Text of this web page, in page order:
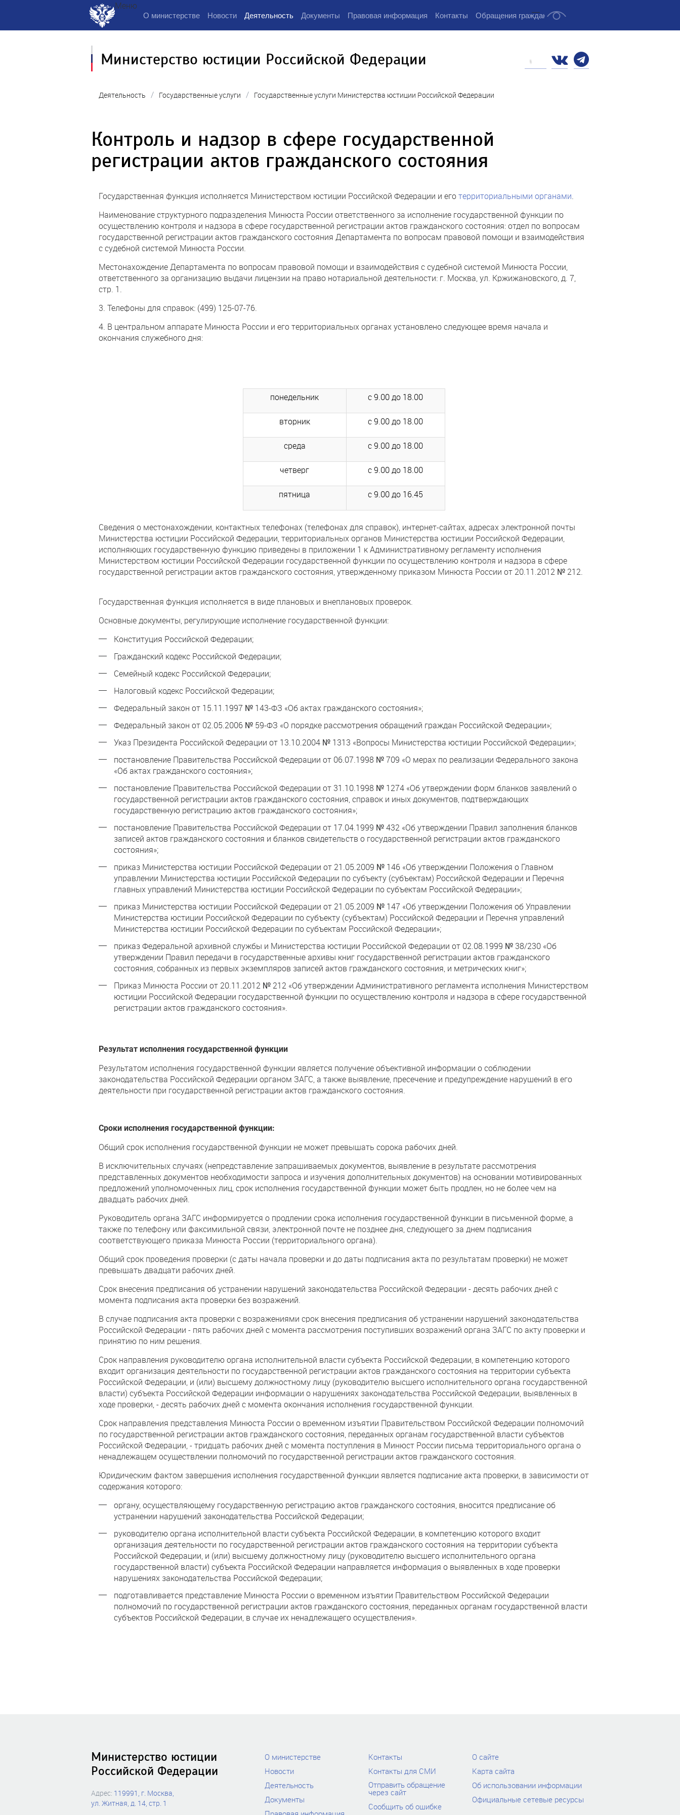
Меню
О министерстве Новости Деятельность Документы Правовая информация Контакты Обращения граждан ...
Министерство юстиции Российской Федерации
Деятельность / Государственные услуги / Государственные услуги Министерства юстиции Российской Федерации
Контроль и надзор в сфере государственной
регистрации актов гражданского состояния
Государственная функция исполняется Министерством юстиции Российской Федерации и еготерриториальными органами
Наименование структурного подразделения Минюста России ответственного за исполнение государственной функции по
осуществлению контроля и надзора в сфере государственной регистрации актов гражданского состояния: отдел по вопросам
государственной регистрации актов гражданского состояния Департамента по вопросам правовой помощи и взаимодействия
с судебной системой Минюста России.
Местонахождение Департамента по вопросам правовой помощи и взаимодействия с судебной системой Минюста России,
ответственного за организацию выдачи лицензии на право нотариальной деятельности: г. Москва, ул. Кржижановского, д. 7,
стр. 1.
3. Телефоны для справок: (499) 125-07-76.
4. В центральном аппарате Минюста России и его территориальных органах установлено следующее время начала и
окончания служебного дня:
понедельник с 9.00 до 18.00
вторник с 9.00 до 18.00
среда с 9.00 до 18.00
четверг с 9.00 до 18.00
пятница с 9.00 до 16.45
Сведения о местонахождении, контактных телефонах (телефонах для справок), интернет-сайтах, адресах электронной почты
Министерства юстиции Российской Федерации, территориальных органов Министерства юстиции Российской Федерации,
исполняющих государственную функцию приведены в приложении 1 к Административному регламенту исполнения
Министерством юстиции Российской Федерации государственной функции по осуществлению контроля и надзора в сфере
государственной регистрации актов гражданского состояния, утвержденному приказом Минюста России от 20.11.2012 № 212.
Государственная функция исполняется в виде плановых и внеплановых проверок.
Основные документы, регулирующие исполнение государственной функции:
Конституция Российской Федерации;
Гражданский кодекс Российской Федерации;
Семейный кодекс Российской Федерации;
Налоговый кодекс Российской Федерации;
Федеральный закон от 15.11.1997 № 143-ФЗ «Об актах гражданского состояния»;
Федеральный закон от 02.05.2006 № 59-ФЗ «О порядке рассмотрения обращений граждан Российской Федерации»;
Указ Президента Российской Федерации от 13.10.2004 № 1313 «Вопросы Министерства юстиции Российской Федерации»;
постановление Правительства Российской Федерации от 06.07.1998 № 709 «О мерах по реализации Федерального закона
«Об актах гражданского состояния»;
постановление Правительства Российской Федерации от 31.10.1998 № 1274 «Об утверждении форм бланков заявлений о
государственной регистрации актов гражданского состояния, справок и иных документов, подтверждающих
государственную регистрацию актов гражданского состояния»;
постановление Правительства Российской Федерации от 17.04.1999 № 432 «Об утверждении Правил заполнения бланков
записей актов гражданского состояния и бланков свидетельств о государственной регистрации актов гражданского
состояния»;
приказ Министерства юстиции Российской Федерации от 21.05.2009 № 146 «Об утверждении Положения о Главном
управлении Министерства юстиции Российской Федерации по субъекту (субъектам) Российской Федерации и Перечня
главных управлений Министерства юстиции Российской Федерации по субъектам Российской Федерации»;
приказ Министерства юстиции Российской Федерации от 21.05.2009 № 147 «Об утверждении Положения об Управлении
Министерства юстиции Российской Федерации по субъекту (субъектам) Российской Федерации и Перечня управлений
Министерства юстиции Российской Федерации по субъектам Российской Федерации»;
приказ Федеральной архивной службы и Министерства юстиции Российской Федерации от 02.08.1999 № 38/230 «Об
утверждении Правил передачи в государственные архивы книг государственной регистрации актов гражданского
состояния, собранных из первых экземпляров записей актов гражданского состояния, и метрических книг»;
Приказ Минюста России от 20.11.2012 № 212 «Об утверждении Административного регламента исполнения Министерством
юстиции Российской Федерации государственной функции по осуществлению контроля и надзора в сфере государственной
регистрации актов гражданского состояния».
Результат исполнения государственной функции
Результатом исполнения государственной функции является получение объективной информации о соблюдении
законодательства Российской Федерации органом ЗАГС, а также выявление, пресечение и предупреждение нарушений в его
деятельности при государственной регистрации актов гражданского состояния.
Сроки исполнения государственной функции:
Общий срок исполнения государственной функции не может превышать сорока рабочих дней.
В исключительных случаях (непредставление запрашиваемых документов, выявление в результате рассмотрения
представленных документов необходимости запроса и изучения дополнительных документов) на основании мотивированных
предложений уполномоченных лиц, срок исполнения государственной функции может быть продлен, но не более чем на
двадцать рабочих дней.
Руководитель органа ЗАГС информируется о продлении срока исполнения государственной функции в письменной форме, а
также по телефону или факсимильной связи, электронной почте не позднее дня, следующего за днем подписания
соответствующего приказа Минюста России (территориального органа).
Общий срок проведения проверки (с даты начала проверки и до даты подписания акта по результатам проверки) не может
превышать двадцати рабочих дней.
Срок внесения предписания об устранении нарушений законодательства Российской Федерации - десять рабочих дней с
момента подписания акта проверки без возражений.
В случае подписания акта проверки с возражениями срок внесения предписания об устранении нарушений законодательства
Российской Федерации - пять рабочих дней с момента рассмотрения поступивших возражений органа ЗАГС по акту проверки и
принятию по ним решения.
Срок направления руководителю органа исполнительной власти субъекта Российской Федерации, в компетенцию которого
входит организация деятельности по государственной регистрации актов гражданского состояния на территории субъекта
Российской Федерации, и (или) высшему должностному лицу (руководителю высшего исполнительного органа государственной
власти) субъекта Российской Федерации информации о нарушениях законодательства Российской Федерации, выявленных в
ходе проверки, - десять рабочих дней с момента окончания исполнения государственной функции.
Срок направления представления Минюста России о временном изъятии Правительством Российской Федерации полномочий
по государственной регистрации актов гражданского состояния, переданных органам государственной власти субъектов
Российской Федерации, - тридцать рабочих дней с момента поступления в Минюст России письма территориального органа о
ненадлежащем осуществлении полномочий по государственной регистрации актов гражданского состояния.
Юридическим фактом завершения исполнения государственной функции является подписание акта проверки, в зависимости от
содержания которого:
органу, осуществляющему государственную регистрацию актов гражданского состояния, вносится предписание об
устранении нарушений законодательства Российской Федерации;
руководителю органа исполнительной власти субъекта Российской Федерации, в компетенцию которого входит
организация деятельности по государственной регистрации актов гражданского состояния на территории субъекта
Российской Федерации, и (или) высшему должностному лицу (руководителю высшего исполнительного органа
государственной власти) субъекта Российской Федерации направляется информация о выявленных в ходе проверки
нарушениях законодательства Российской Федерации;
подготавливается представление Минюста России о временном изъятии Правительством Российской Федерации
полномочий по государственной регистрации актов гражданского состояния, переданных органам государственной власти
субъектов Российской Федерации, в случае их ненадлежащего осуществления».
Министерство юстиции
Российской Федерации
Адрес: 119991, г. Москва,
ул. Житная, д. 14, стр. 1
О министерстве
Новости
Деятельность
Документы
Контакты
Контакты для СМИ
Отправить обращение
через сайт
Сообщить об ошибке
О сайте
Карта сайта
Об использовании информации
Официальные сетевые ресурсы